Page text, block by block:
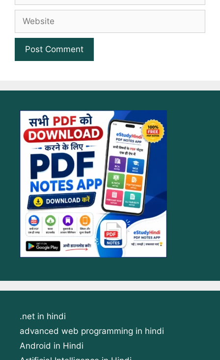
.net in hindi
advanced web programming in hindi
Android in Hindi